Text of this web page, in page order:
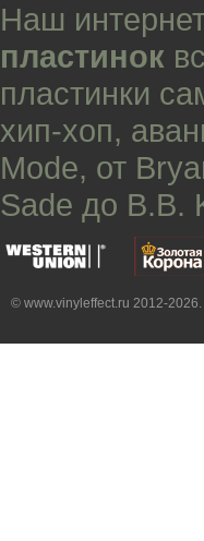
Наш
пластинок
пластинки
хип-хоп,
Mode, от
Sade до B.B.
© www.vinyleffect.ru 2012-